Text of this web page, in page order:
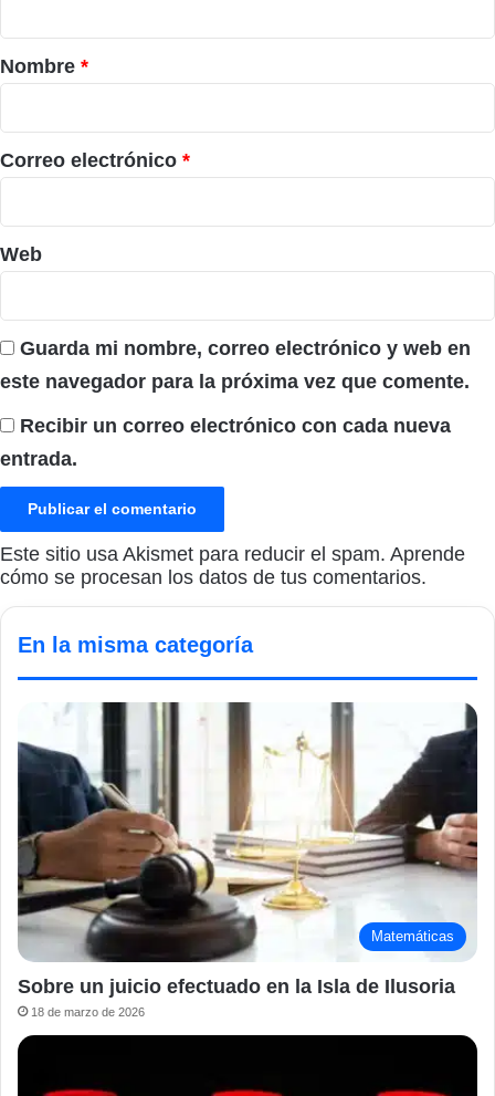
r
i
o
*
Nombre *
Correo electrónico *
Web
Guarda mi nombre, correo electrónico y web en
este navegador para la próxima vez que comente.
Recibir un correo electrónico con cada nueva
entrada.
Este sitio usa Akismet para reducir el spam. Aprende
cómo se procesan los datos de tus comentarios.
En la misma categoría
Matemáticas
Sobre un juicio efectuado en la Isla de Ilusoria
18 de marzo de 2026